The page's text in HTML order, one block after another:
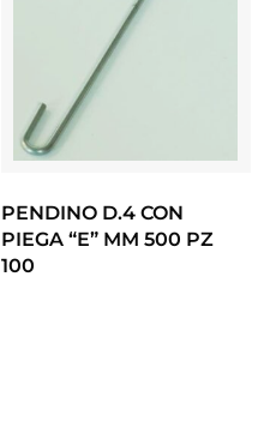
PENDINO D.4 CON
PIEGA “E” MM 500 PZ
100